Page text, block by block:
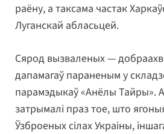
раёну, а таксама частак
Луганскай абласьцей.
Сярод вызваленых —
дапамагаў параненым у
парамэдыкаў «Анёлы Тайры».
затрымалі праз тое, што
Ўзброеных сілах Украіны,